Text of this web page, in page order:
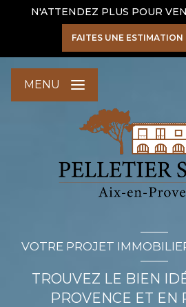
N'ATTENDEZ PLUS POUR
FAITES UNE ESTIMATION
MENU
VOTRE PROJET
TROUVEZ LE BIEN
PROVENCE ET EN